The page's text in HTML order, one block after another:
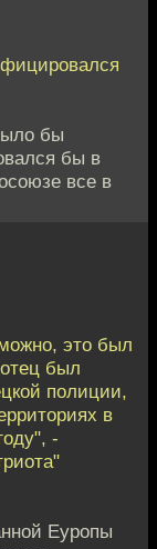
бы
бы в
все в
это был
был
полиции,
в
-
Еуропы